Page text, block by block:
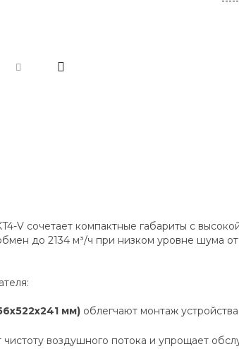
V сочетает компактные габариты с
до 2134 м³/ч при низком уровне шума
мм) облегчают монтаж
воздушного потока и упрощает